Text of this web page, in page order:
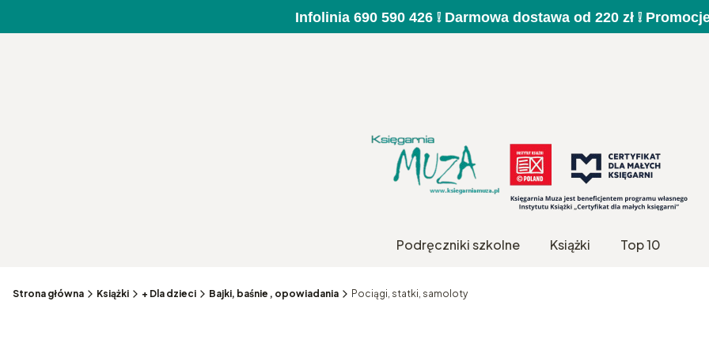
Infolinia 690 590 426 ❕ Darmowa dostawa od 220 zł ❕
Podręczniki szkolne Książki Top 10
Strona główna Książki + Dla dzieci Bajki, baśnie , opowiadania Pociągi, statki, samoloty